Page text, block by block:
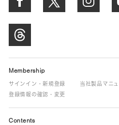
Membership
サインイン・新規登録
当社製品マニ
登録情報の確認・変更
Contents